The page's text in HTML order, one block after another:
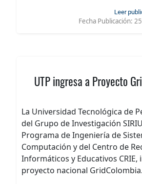
Leer
Fecha Publicación:
UTP ingresa a Proyecto
La Universidad Tecnológica de
del Grupo de Investigación
Programa de Ingeniería de
Computación y del Centro de
Informáticos y Educativos CRIE,
proyecto nacional GridColombia.